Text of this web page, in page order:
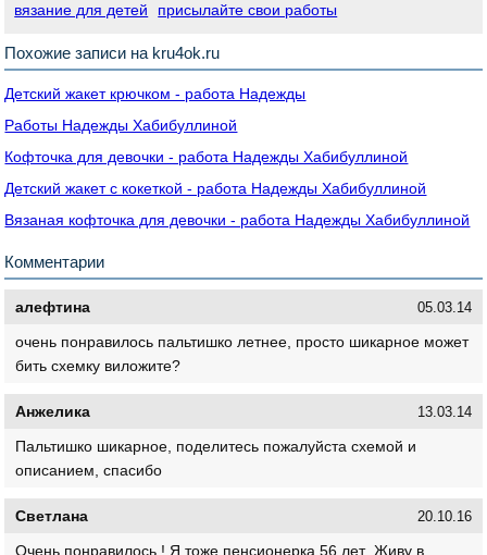
вязание для детей присылайте свои работы
Похожие записи на kru4ok.ru
Детский жакет крючком - работа Надежды
Работы Надежды Хабибуллиной
Кофточка для девочки - работа Надежды Хабибуллиной
Детский жакет с кокеткой - работа Надежды Хабибуллиной
Вязаная кофточка для девочки - работа Надежды Хабибуллиной
Комментарии
алефтина 05.03.14
очень понравилось пальтишко летнее, просто шикарное может
бить схемку виложите?
Анжелика 13.03.14
Пальтишко шикарное, поделитесь пожалуйста схемой и
описанием, спасибо
Светлана 20.10.16
Очень понравилось ! Я тоже пенсионерка 56 лет .Живу в